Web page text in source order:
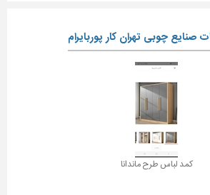
چوبی تهران کار پوربایرام
کمد لباس طرح ماندانا